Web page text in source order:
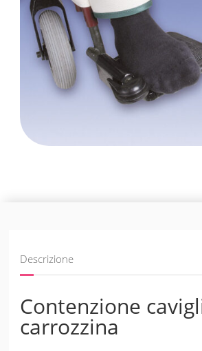
Descrizione
Contenzione
carrozzina